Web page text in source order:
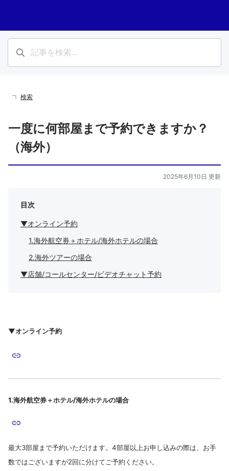
検索
一度に何部屋まで予約できますか？
（海外）
2025年6月10日 更新
目次
▼オンライン予約
1.海外航空券＋ホテル/海外ホテルの場合
2.海外ツアーの場合
▼店舗/コールセンター/ビデオチャット予約
▼オンライン予約
1.海外航空券＋ホテル/海外ホテルの場合
最大3部屋まで予約いただけます。4部屋以上お申し込みの際は、お手
数ではございますが2回に分けてご予約ください。